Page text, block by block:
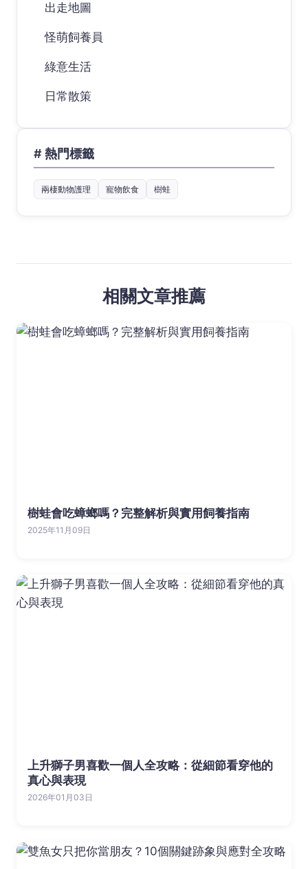
出走地圖
怪萌飼養員
綠意生活
日常散策
# 熱門標籤
兩棲動物護理 寵物飲食 樹蛙
相關文章推薦
樹蛙會吃蟑螂嗎？完整解析與實用飼養指南
2025年11月09日
上升獅子男喜歡一個人全攻略：從細節看穿他的
真心與表現
2026年01月03日